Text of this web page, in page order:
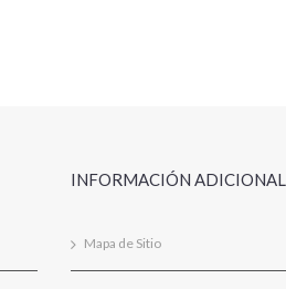
INFORMACIÓN ADICIONAL
Mapa de Sitio